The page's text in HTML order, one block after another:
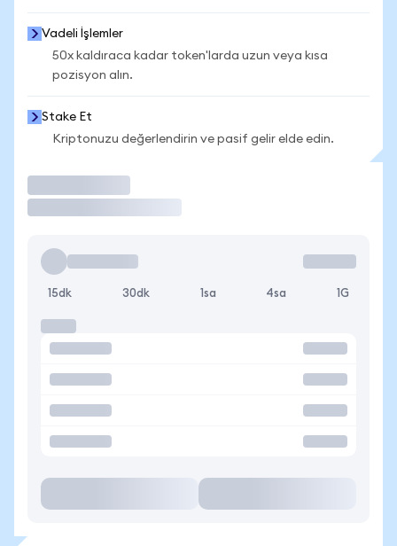
Vadeli İşlemler
50x kaldıraca kadar token'larda uzun veya kısa
pozisyon alın.
Stake Et
Kriptonuzu değerlendirin ve pasif gelir elde edin.
15dk 30dk 1sa 4sa 1G